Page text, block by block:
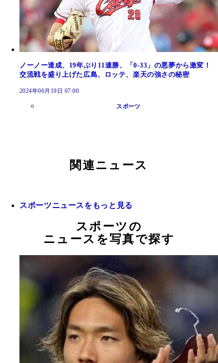
ノーノー達成、19年ぶり11連勝、「0-33」の悪夢から激変！
交流戦を盛り上げた広島、ロッテ、楽天の強さの秘密
2024年06月19日 07:00
スポーツ
関連ニュース
スポーツニュースをもっと見る
スポーツの
ニュースを写真で探す